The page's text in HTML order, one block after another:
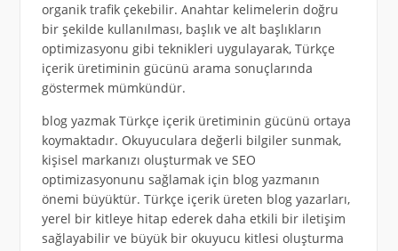
organik trafik çekebilir. Anahtar kelimelerin doğru
bir şekilde kullanılması, başlık ve alt başlıkların
optimizasyonu gibi teknikleri uygulayarak, Türkçe
içerik üretiminin gücünü arama sonuçlarında
göstermek mümkündür.
blog yazmak Türkçe içerik üretiminin gücünü ortaya
koymaktadır. Okuyuculara değerli bilgiler sunmak,
kişisel markanızı oluşturmak ve SEO
optimizasyonunu sağlamak için blog yazmanın
önemi büyüktür. Türkçe içerik üreten blog yazarları,
yerel bir kitleye hitap ederek daha etkili bir iletişim
sağlayabilir ve büyük bir okuyucu kitlesi oluşturma